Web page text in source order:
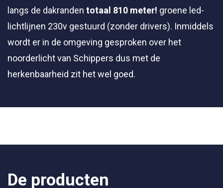
langs de dakranden totaal 810 meter! groene led-
lichtlijnen 230v gestuurd (zonder drivers). Inmiddels
wordt er in de omgeving gesproken over het
noorderlicht van Schippers dus met de
herkenbaarheid zit het wel goed.
De producten